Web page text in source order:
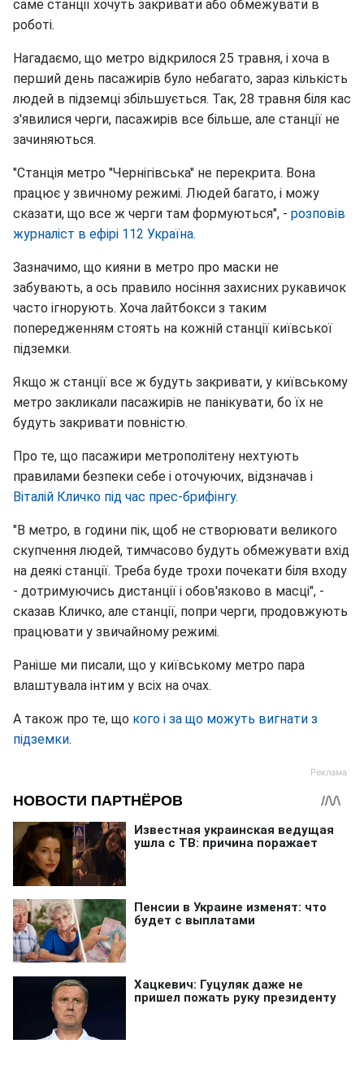
саме станції хочуть закривати або обмежувати в
роботі.
Нагадаємо, що метро відкрилося 25 травня, і хоча в
перший день пасажирів було небагато, зараз кількість
людей в підземці збільшується. Так, 28 травня біля кас
з'явилися черги, пасажирів все більше, але станції не
зачиняються.
"Станція метро "Чернігівська" не перекрита. Вона
працює у звичному режимі. Людей багато, і можу
сказати, що все ж черги там формуються", - розповів
журналіст в ефірі 112 Україна.
Зазначимо, що кияни в метро про маски не
забувають, а ось правило носіння захисних рукавичок
часто ігнорують. Хоча лайтбокси з таким
попередженням стоять на кожній станції київської
підземки.
Якщо ж станції все ж будуть закривати, у київському
метро закликали пасажирів не панікувати, бо їх не
будуть закривати повністю.
Про те, що пасажири метрополітену нехтують
правилами безпеки себе і оточуючих, відзначав і
Віталій Кличко під час прес-брифінгу.
"В метро, в години пік, щоб не створювати великого
скупчення людей, тимчасово будуть обмежувати вхід
на деякі станції. Треба буде трохи почекати біля входу
- дотримуючись дистанції і обов'язково в масці", -
сказав Кличко, але станції, попри черги, продовжують
працювати у звичайному режимі.
Раніше ми писали, що у київському метро пара
влаштувала інтим у всіх на очах.
А також про те, що кого і за що можуть вигнати з
підземки.